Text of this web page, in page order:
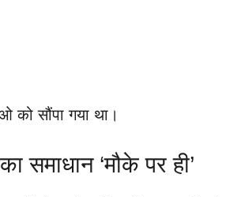
को सौंपा गया था।
समाधान ‘मौके पर ही’